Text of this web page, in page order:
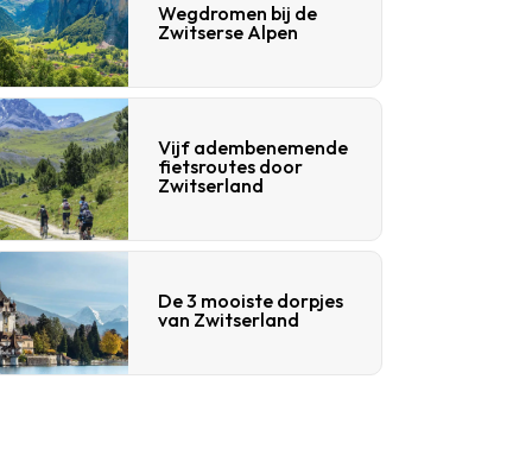
Wegdromen bij de
Zwitserse Alpen
Vijf adembenemende
fietsroutes door
Zwitserland
De 3 mooiste dorpjes
van Zwitserland